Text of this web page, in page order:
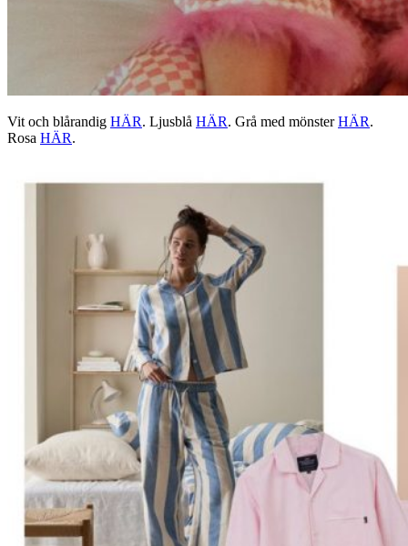
Vit och blårandig HÄR. Ljusblå HÄR. Grå med mönsterHÄR.
Rosa HÄR.